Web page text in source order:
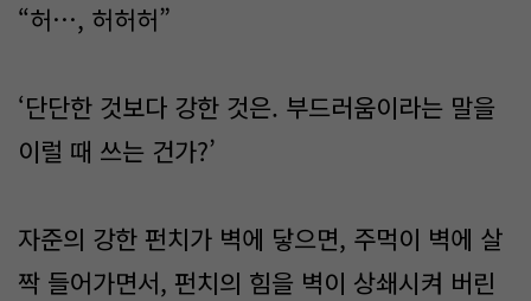
“허…, 허허허”
‘단단한 것보다 강한 것은. 부드러움이라는 말을
이럴 때 쓰는 건가?’
자준의 강한 펀치가 벽에 닿으면, 주먹이 벽에 살
짝 들어가면서, 펀치의 힘을 벽이 상쇄시켜 버린